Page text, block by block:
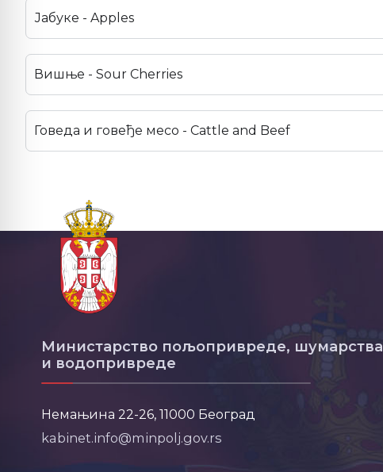
Јабуке - Apples
Вишње - Sour Cherries
Говеда и говеђе месо - Cattle and Beef
Министарство пољопривреде, шумарства
и водопривреде
Немањина 22-26, 11000 Београд
kabinet.info@minpolj.gov.rs